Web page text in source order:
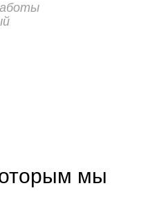
мы